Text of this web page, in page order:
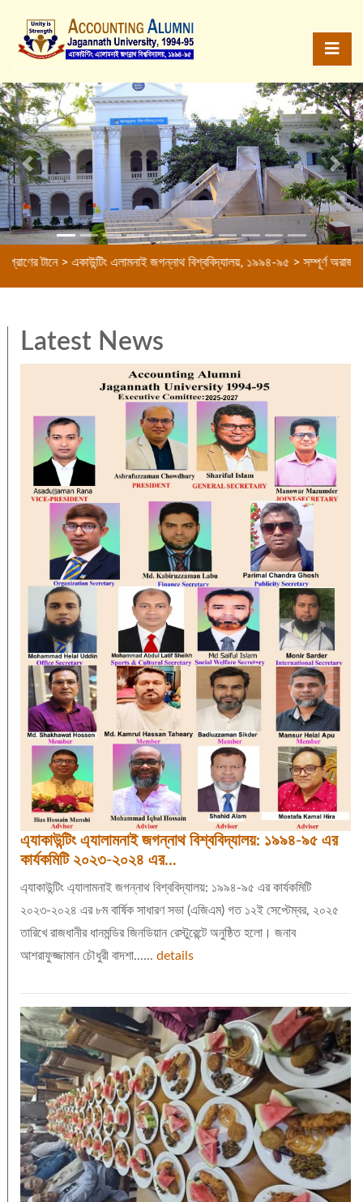
Previous Next
টানে > একাউন্টিং এলামনাই জগন্নাথ বিশ্ববিদ্যালয়, ১৯৯৪-৯৫ > সম্পূর্ণ
Latest News
এ্যাকাউন্টিং এ্যালামনাই জগন্নাথ বিশ্ববিদ্যালয়: ১৯৯৪-৯৫ এর
কার্যকমিটি ২০২৩-২০২৪ এর...
এ্যাকাউন্টিং এ্যালামনাই জগন্নাথ বিশ্ববিদ্যালয়: ১৯৯৪-৯৫ এর কার্যকমিটি
২০২৩-২০২৪ এর ৮ম বার্ষিক সাধারণ সভা (এজিএম) গত ১২ই সেপ্টেম্বর, ২০২৫
তারিখে রাজধানীর ধানমন্ডির জিনডিয়ান রেস্টুরেন্টে অনুষ্ঠিত হলো। জনাব
আশরাফুজ্জামান চৌধুরী বাদশা...... details